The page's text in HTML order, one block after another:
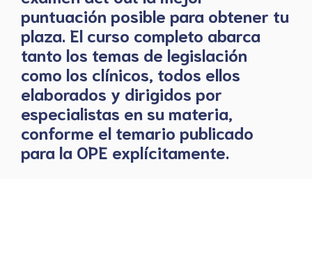
puntuación posible para obtener tu
plaza. El curso completo abarca
tanto los temas de legislación
como los clínicos, todos ellos
elaborados y dirigidos por
especialistas en su materia,
conforme el temario publicado
para la OPE explícitamente.